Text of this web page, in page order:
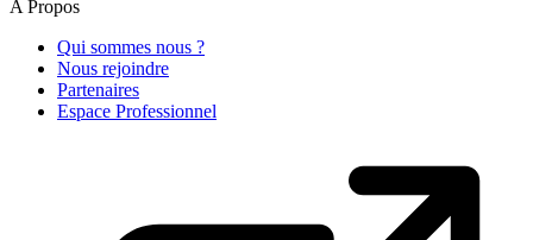
A Propos
Qui sommes nous ?
Nous rejoindre
Partenaires
Espace Professionnel